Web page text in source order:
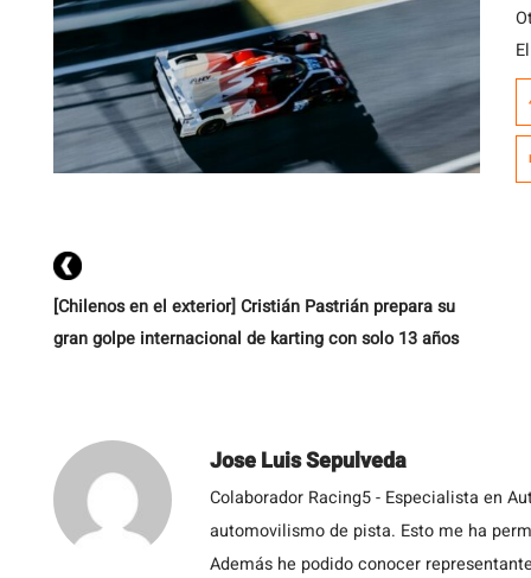
[Chilenos en el exterior] Cristián Pastrián prepara su
gran golpe internacional de karting con solo 13 años
Jose Luis Sepulveda
Colaborador Racing5 - Especialista en
automovilismo de pista. Esto me ha
Además he podido conocer